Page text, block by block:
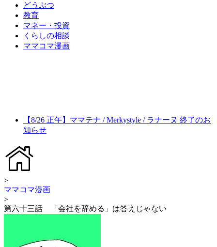
どうぶつ
教育
マネー・投資
くらしの相談
ママコマ漫画
【8/26 正午】ママテナ / Merkystyle / ラナーヌ 終了のお
知らせ
>
ママコマ漫画
>
第六十三話 「会社を辞める」は答えじゃない